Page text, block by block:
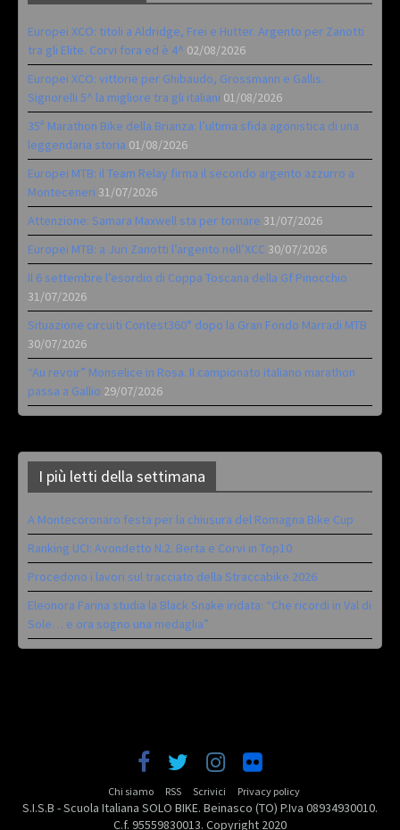
Europei XCO: titoli a Aldridge, Frei e Hutter. Argento per Zanotti
tra gli Elite. Corvi fora ed è 4^ 02/08/2026
Europei XCO: vittorie per Ghibaudo, Grossmann e Gallis.
Signorelli 5^ la migliore tra gli italiani 01/08/2026
35ª Marathon Bike della Brianza: l’ultima sfida agonistica di una
leggendaria storia 01/08/2026
Europei MTB: il Team Relay firma il secondo argento azzurro a
Monteceneri 31/07/2026
Attenzione: Samara Maxwell sta per tornare 31/07/2026
Europei MTB: a Juri Zanotti l’argento nell’XCC 30/07/2026
Il 6 settembre l’esordio di Coppa Toscana della Gf Pinocchio
31/07/2026
Situazione circuiti Contest360° dopo la Gran Fondo Marradi MTB
30/07/2026
“Au revoir” Monselice in Rosa. Il campionato italiano marathon
passa a Gallio 29/07/2026
I più letti della settimana
A Montecoronaro festa per la chiusura del Romagna Bike Cup
Ranking UCI: Avondetto N.2. Berta e Corvi in Top10
Procedono i lavori sul tracciato della Straccabike 2026
Eleonora Farina studia la Black Snake iridata: “Che ricordi in Val di
Sole… e ora sogno una medaglia”
Chi siamo RSS Scrivici Privacy policy
S.I.S.B - Scuola Italiana SOLO BIKE. Beinasco (TO) P.Iva 08934930010.
C.f. 95559830013. Copyright 2020